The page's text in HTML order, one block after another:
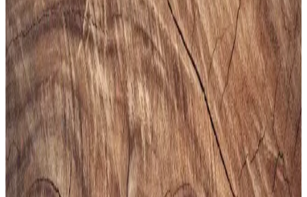
Puma Shuffle 309668-25, hafif yastıklama ve dayanıklı taban
özellikleriyle günlük ve spor aktivitelerinde konfor sağlar, şık ve
pratik tasarımıyla öne çıkar.
Slazenger MAROON I Büyük Beden Erkek Spor
Ayakkabı Dayanıklılık ve Şıklık Sunar
Slazenger MAROON I büyük beden erkek sneaker, şık tasarımı ve
dayanıklı malzemeleriyle günlük kullanım ve hafif aktiviteler için
ideal, rahat ve uzun ömürlü bir spor ayakkabısıdır.
Erkekler İçin Fonksiyonel ve Kompakt Sling ve
Çapraz Çanta Modelleri ve Seçim Kriterleri